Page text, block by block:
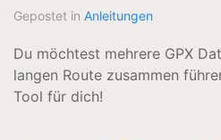
Gepostet in Anleitungen
Du möchtest mehrere GPX
langen Route zusammen
Tool für dich!